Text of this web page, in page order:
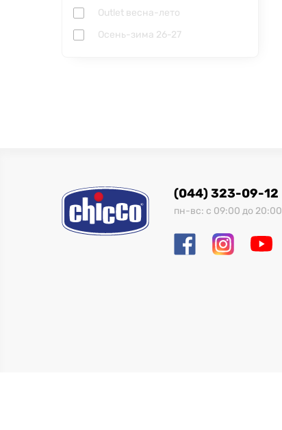
Outlet весна-лето
Осень-зима 26-27
(044) 323-09-12
пн-вс: с 09:00 до 20:00